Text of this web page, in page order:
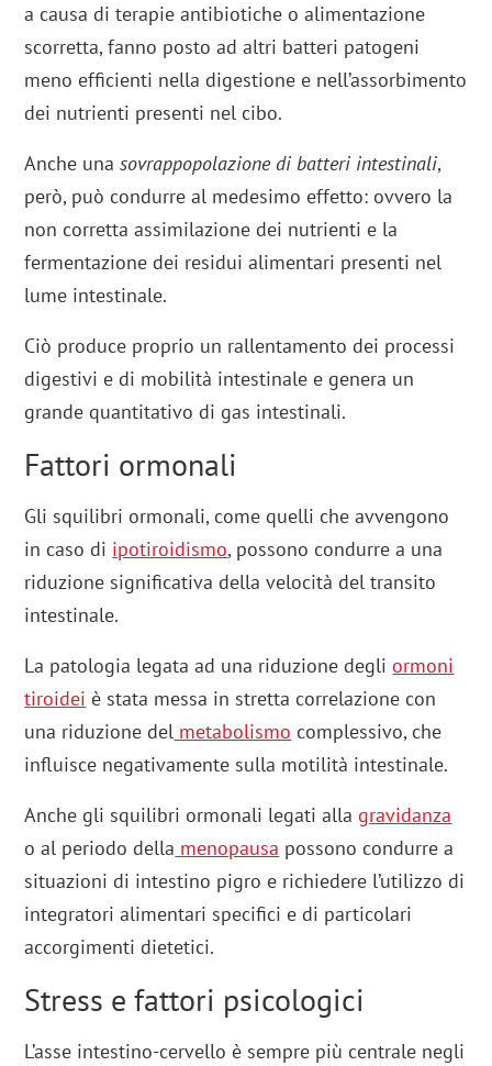
a causa di terapie antibiotiche o alimentazione
scorretta, fanno posto ad altri batteri patogeni
meno efficienti nella digestione e nell’assorbimento
dei nutrienti presenti nel cibo.
Anche unasovrappopolazione di batteri intestinali,
però, può condurre al medesimo effetto: ovvero la
non corretta assimilazione dei nutrienti e la
fermentazione dei residui alimentari presenti nel
lume intestinale.
Ciò produce proprio un rallentamento dei processi
digestivi e di mobilità intestinale e genera un
grande quantitativo di gas intestinali.
Fattori ormonali
Gli squilibri ormonali, come quelli che avvengono
in caso di ipotiroidismo, possono condurre a una
riduzione significativa della velocità del transito
intestinale.
La patologia legata ad una riduzione degliormoni
tiroidei è stata messa in stretta correlazione con
una riduzione del metabolismo complessivo, che
influisce negativamente sulla motilità intestinale.
Anche gli squilibri ormonali legati allagravidanza
o al periodo della menopausa possono condurre a
situazioni di intestino pigro e richiedere l’utilizzo di
integratori alimentari specifici e di particolari
accorgimenti dietetici.
Stress e fattori psicologici
L’asse intestino-cervello è sempre più centrale negli